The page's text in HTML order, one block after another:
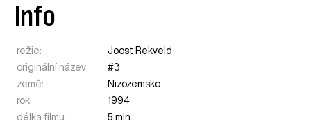
Info
režie:
Joost Rekveld
originální název:
#3
země:
Nizozemsko
rok:
1994
délka filmu:
5 min.